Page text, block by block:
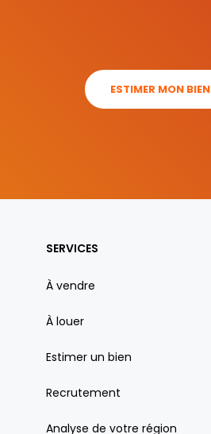
ESTIMER MON BIEN
SERVICES
À vendre
À louer
Estimer un bien
Recrutement
Analyse de votre région